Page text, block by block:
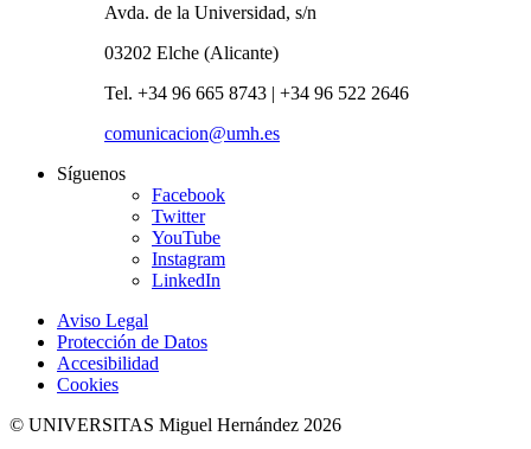
Avda. de la Universidad, s/n
03202 Elche (Alicante)
Tel. +34 96 665 8743 | +34 96 522 2646
comunicacion@umh.es
Síguenos
Facebook
Twitter
YouTube
Instagram
LinkedIn
Aviso Legal
Protección de Datos
Accesibilidad
Cookies
© UNIVERSITAS Miguel Hernández 2026